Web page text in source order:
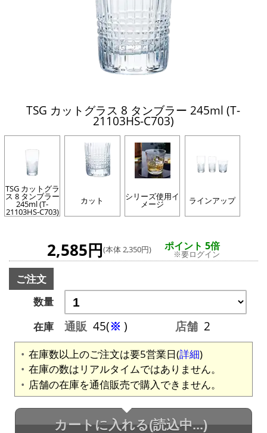
TSG カットグラス 8 タンブラー 245ml (T-
21103HS-C703)
TSG カットグラ
ス 8 タンブラー
245ml (T-
21103HS-C703)
カット シリーズ使用イ
メージ ラインアップ
2,585円(本体 2,350円) ポイント 5倍
※要ログイン
ご注文
数量
在庫
通販 45(※ ) 店舗 2
在庫数以上のご注文は要5営業日(詳細)
在庫の数はリアルタイムではありません。
店舗の在庫を通信販売で購入できません。
カートに入れる(読込中...)